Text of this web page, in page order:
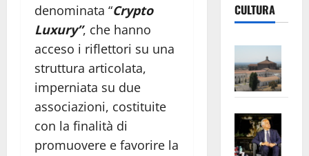
denominata “Crypto
Luxury”, che hanno
acceso i riflettori su una
struttura articolata,
imperniata su due
associazioni, costituite
con la finalità di
promuovere e favorire la
CULTURA